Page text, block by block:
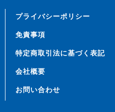
プライバシーポリシー
免責事項
特定商取引法に基づく表記
会社概要
お問い合わせ